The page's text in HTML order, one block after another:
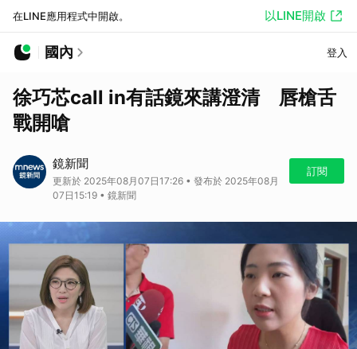
在LINE應用程式中開啟。 以LINE開啟
國內 登入
徐巧芯call in有話鏡來講澄清 唇槍舌
戰開嗆
鏡新聞
更新於 2025年08月07日17:26 • 發布於 2025年08月
07日15:19 • 鏡新聞
訂閱